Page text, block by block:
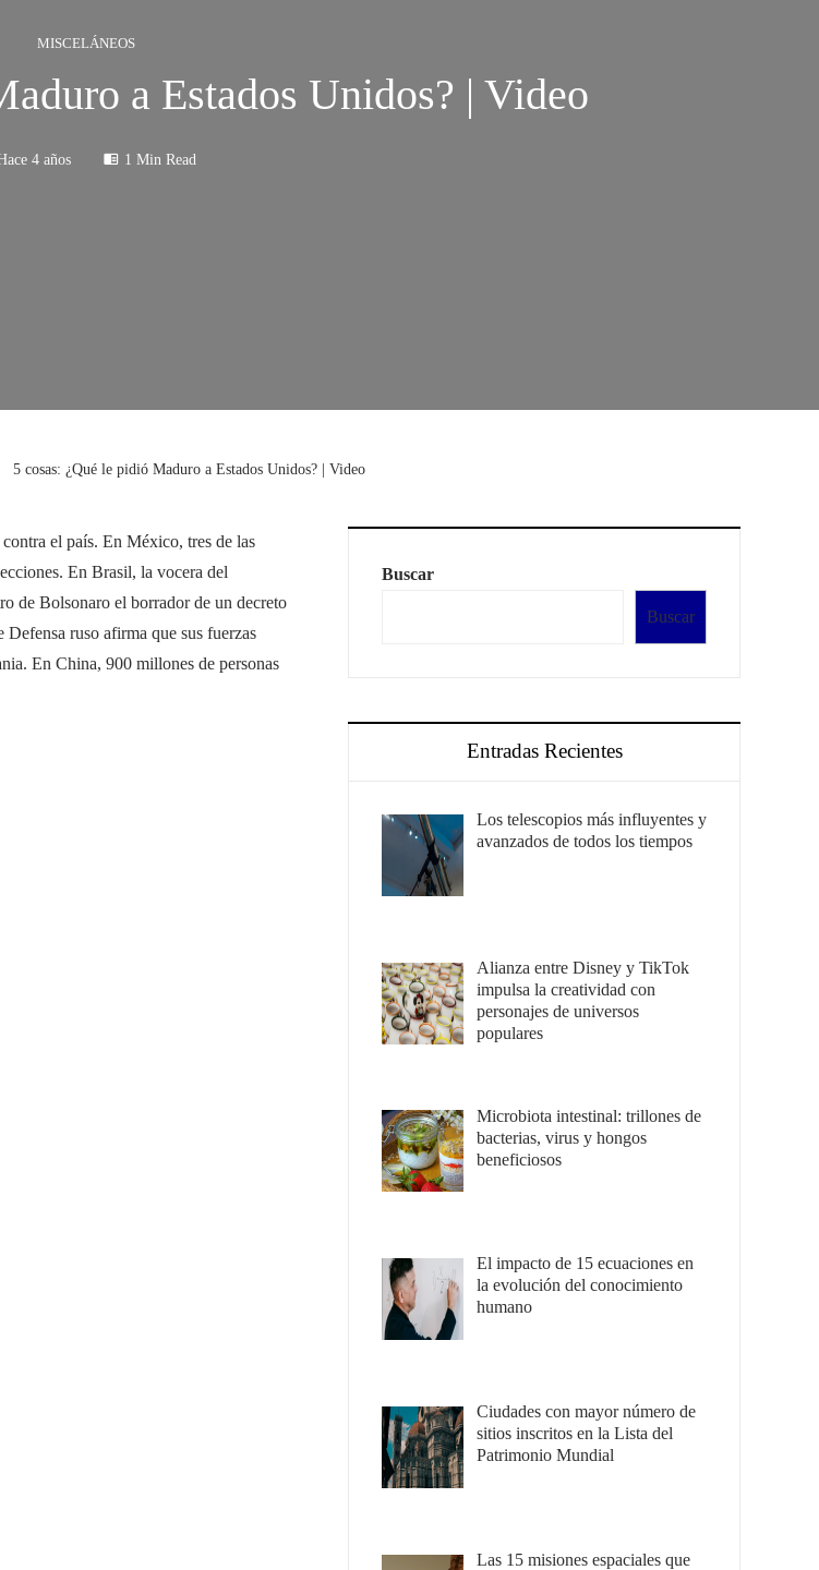
MISCELÁNEOS
a Estados Unidos? | Video
4 años 1 Min Read
5 cosas: ¿Qué le pidió Maduro a Estados Unidos? | Video
el país. En México, tres de las
En Brasil, la vocera del
de Bolsonaro el borrador de un decreto
ruso afirma que sus fuerzas
En China, 900 millones de personas
Buscar
Buscar
Entradas Recientes
Los telescopios más influyentes y
avanzados de todos los tiempos
Alianza entre Disney y TikTok
impulsa la creatividad con
personajes de universos
populares
Microbiota intestinal: trillones de
bacterias, virus y hongos
beneficiosos
El impacto de 15 ecuaciones en
la evolución del conocimiento
humano
Ciudades con mayor número de
sitios inscritos en la Lista del
Patrimonio Mundial
Las 15 misiones espaciales que